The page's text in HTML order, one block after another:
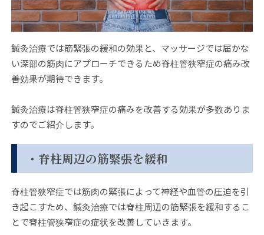
鍼灸治療では筋緊張の緩和の効果と、マッサージでは届かな
い深部の筋肉にアプローチできるため脊柱管狭窄症の痛み改
善効果が期待できます。
鍼灸治療は脊柱管狭窄症の痛みを改善する効果が多数ありま
すのでご紹介します。
・脊柱周辺の筋緊張を緩和
脊柱管狭窄症では筋肉の緊張によって神経や血管の圧迫を引
き起こすため、鍼灸治療では脊柱周辺の筋緊張を緩和するこ
とで脊柱管狭窄症の症状を改善していきます。